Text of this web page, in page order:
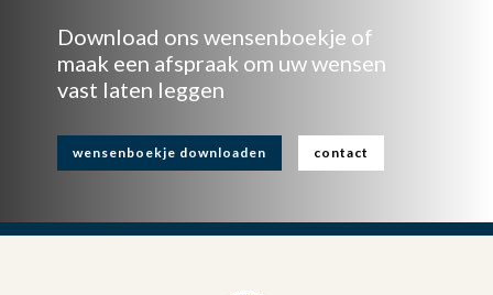
Download ons wensenboekje of
maak een afspraak om uw wensen
vast laten leggen
wensenboekje downloaden contact